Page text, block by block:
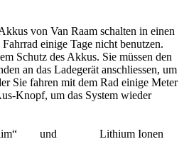
von Van Raam schalten in einen
einige Tage nicht benutzen.
Schutz des Akkus. Sie müssen den
an das Ladegerät anschliessen, um
Sie fahren mit dem Rad einige Meter
Knopf, um das System wieder
„Slim“ und Lithium Ionen